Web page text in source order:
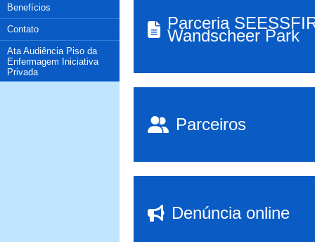
Benefícios
Contato
Ata Audiência Piso da
Enfermagem Iniciativa
Privada
Parceria
Wandscheer Park
Parceiros
Denúncia online